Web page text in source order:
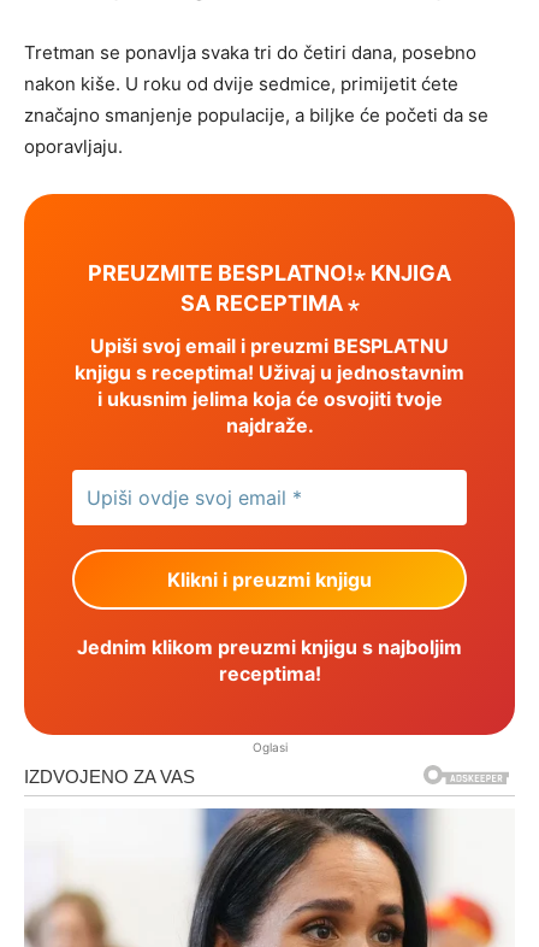
Tretman se ponavlja svaka tri do četiri dana, posebno
nakon kiše. U roku od dvije sedmice, primijetit ćete
značajno smanjenje populacije, a biljke će početi da se
oporavljaju.
PREUZMITE BESPLATNO!⋆ KNJIGA
SA RECEPTIMA ⋆
Upiši svoj email i preuzmi BESPLATNU
knjigu s receptima! Uživaj u jednostavnim
i ukusnim jelima koja će osvojiti tvoje
najdraže.
Jednim klikom preuzmi knjigu s najboljim
receptima!
Oglasi